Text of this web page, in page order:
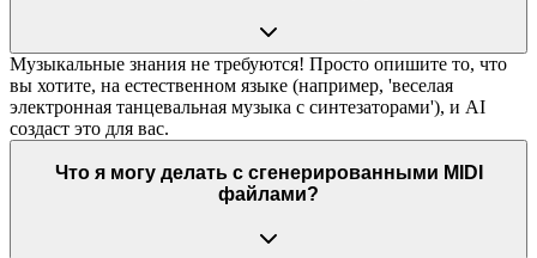
Музыкальные знания не требуются! Просто опишите то, что
вы хотите, на естественном языке (например, 'веселая
электронная танцевальная музыка с синтезаторами'), и AI
создаст это для вас.
Что я могу делать с сгенерированными MIDI
файлами?